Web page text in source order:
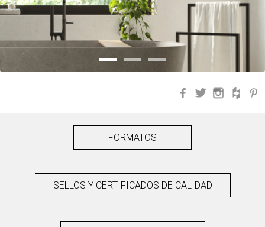
Facebook
Twitter
FORMATOS
SELLOS Y CERTIFICADOS DE CALIDAD